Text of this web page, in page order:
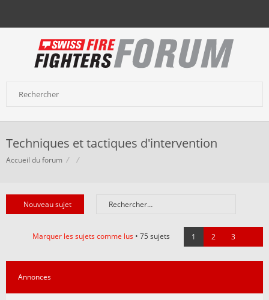
Techniques et tactiques d'intervention
Accueil du forum
Nouveau sujet
Marquer les sujets comme lus • 75 sujets 1 2 3
Annonces